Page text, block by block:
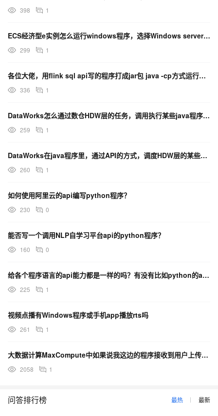
398 1
ECS经济型e实例怎么运行windows程序，选择Windows server系统吗？
299 1
各位大佬，用flink sql api写的程序打成jar包 java -cp方式运行有人成功过吗？
336 1
DataWorks怎么通过数仓HDW层的任务，调用执行某些java程序的api接口？有什么参考文档吗
259 1
DataWorks在java程序里，通过API的方式，调度HDW层的某些任务开始执行，有什么参考文档
260 1
如何使用阿里云的api编写python程序？
230 0
能否写一个调用NLP自学习平台api的python程序？
160 0
给各个程序语言的api能力都是一样的吗？有没有比如python的api比csharp的更完整这种的情
225 1
视频点播有Windows程序或手机app播放rts吗
261 1
大数据计算MaxCompute中如果说我这边的程序接收到用户上传文件的请求，应该调用哪个API接口？
2058 1
问答排行榜 最热 最新